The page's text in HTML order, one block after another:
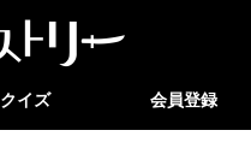
クイズ 会員登録